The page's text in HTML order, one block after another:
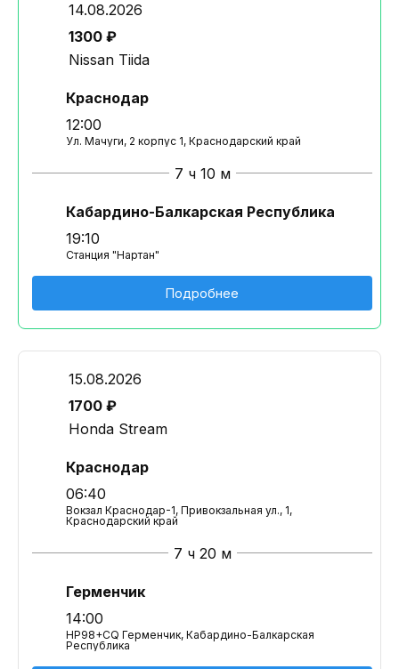
14.08.2026
1300 ₽
Nissan Tiida
Краснодар
12:00
Ул. Мачуги, 2 корпус 1, Краснодарский край
7 ч 10 м
Кабардино-Балкарская Республика
19:10
Станция "Нартан"
Подробнее
15.08.2026
1700 ₽
Honda Stream
Краснодар
06:40
Вокзал Краснодар-1, Привокзальная ул., 1,
Краснодарский край
7 ч 20 м
Герменчик
14:00
HP98+CQ Герменчик, Кабардино-Балкарская
Республика